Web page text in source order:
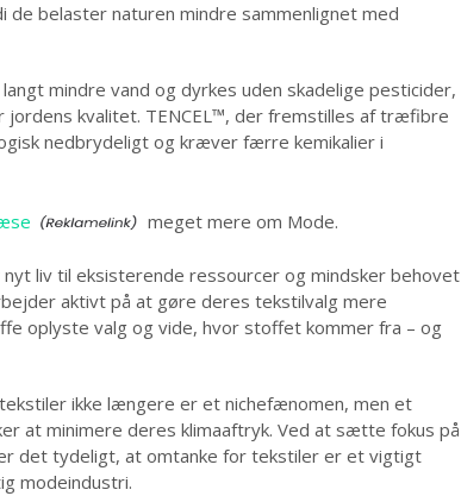
belaster naturen mindre sammenlignet med
mindre vand og dyrkes uden skadelige pesticider,
kvalitet. TENCEL™, der fremstilles af træfibre
nedbrydeligt og kræver færre kemikalier i
meget mere om Mode.
liv til eksisterende ressourcer og mindsker behovet
aktivt på at gøre deres tekstilvalg mere
oplyste valg og vide, hvor stoffet kommer fra – og
ikke længere er et nichefænomen, men et
at minimere deres klimaaftryk. Ved at sætte fokus på
det tydeligt, at omtanke for tekstiler er et vigtigt
modeindustri.